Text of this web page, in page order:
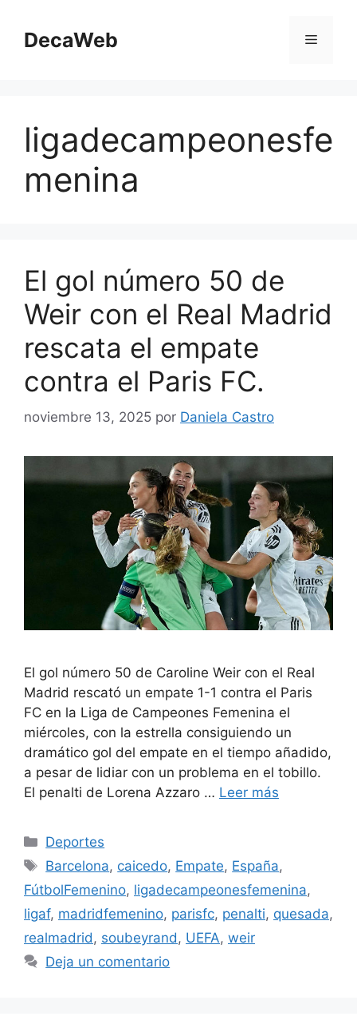
contenido
DecaWeb Menú
ligadecampeonesfe
menina
El gol número 50 de
Weir con el Real Madrid
rescata el empate
contra el Paris FC.
noviembre 13, 2025 por Daniela Castro
El gol número 50 de Caroline Weir con el Real
Madrid rescató un empate 1-1 contra el Paris
FC en la Liga de Campeones Femenina el
miércoles, con la estrella consiguiendo un
dramático gol del empate en el tiempo añadido,
a pesar de lidiar con un problema en el tobillo.
El penalti de Lorena Azzaro … Leer más
Categorías
Deportes
Etiquetas
Barcelona, caicedo, Empate, España,
FútbolFemenino, ligadecampeonesfemenina,
ligaf, madridfemenino, parisfc, penalti, quesada,
realmadrid , soubeyrand , UEFA, weir
Deja un comentario